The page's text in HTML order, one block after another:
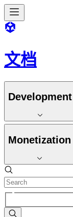
文档
Development
Monetization